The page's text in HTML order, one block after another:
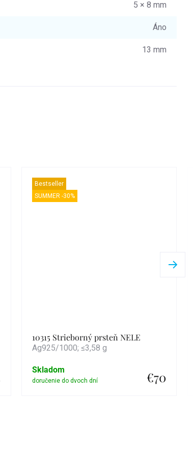
5 × 8 mm
Áno
13 mm
Bestseller
SUMMER -30%
10315 Strieborný prsteň NELE
Ag925/1000; ≤3,58 g
€70
Skladom